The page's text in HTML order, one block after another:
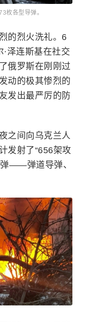
枚各型导弹。
的烈火洗礼。6
泽连斯基在社交
俄罗斯在刚刚过
动的极其惨烈的
发出最严厉的防
之间向乌克兰人
发射了“656架攻
——弹道导弹、